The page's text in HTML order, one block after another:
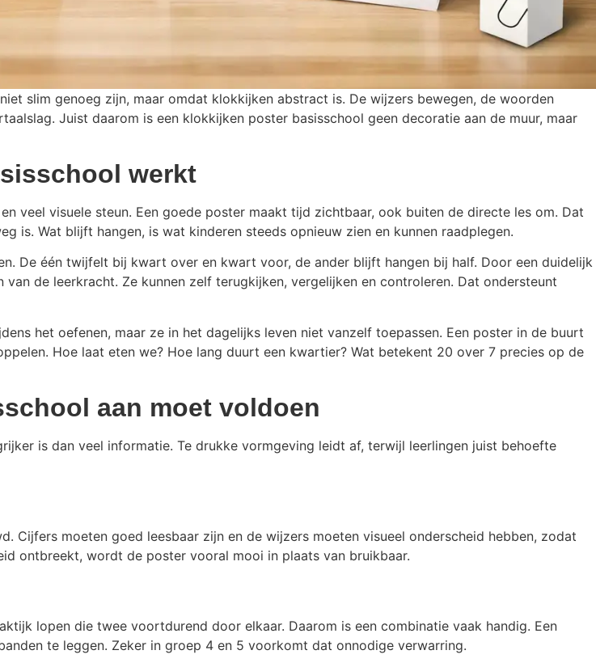
slim genoeg zijn, maar omdat klokkijken abstract is. De wijzers bewegen, de woorden
Juist daarom is een klokkijken poster basisschool geen decoratie aan de muur, maar
werkt
veel visuele steun. Een goede poster maakt tijd zichtbaar, ook buiten de directe les om. Dat
is. Wat blijft hangen, is wat kinderen steeds opnieuw zien en kunnen raadplegen.
De één twijfelt bij kwart over en kwart voor, de ander blijft hangen bij half. Door een duidelijk
de leerkracht. Ze kunnen zelf terugkijken, vergelijken en controleren. Dat ondersteunt
het oefenen, maar ze in het dagelijks leven niet vanzelf toepassen. Een poster in de buurt
Hoe laat eten we? Hoe lang duurt een kwartier? Wat betekent 20 over 7 precies op de
aan moet voldoen
is dan veel informatie. Te drukke vormgeving leidt af, terwijl leerlingen juist behoefte
moeten goed leesbaar zijn en de wijzers moeten visueel onderscheid hebben, zodat
ontbreekt, wordt de poster vooral mooi in plaats van bruikbaar.
lopen die twee voortdurend door elkaar. Daarom is een combinatie vaak handig. Een
te leggen. Zeker in groep 4 en 5 voorkomt dat onnodige verwarring.